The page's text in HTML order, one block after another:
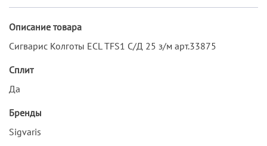
Описание товара
Сигварис Колготы ECL TFS1 С/Д 25 з/м арт.33875
Сплит
Да
Бренды
Sigvaris